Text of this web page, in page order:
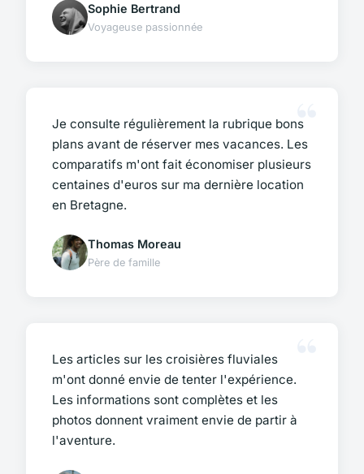
Sophie Bertrand
Voyageuse passionnée
Je consulte régulièrement la rubrique bons
plans avant de réserver mes vacances. Les
comparatifs m'ont fait économiser plusieurs
centaines d'euros sur ma dernière location
en Bretagne.
Thomas Moreau
Père de famille
Les articles sur les croisières fluviales
m'ont donné envie de tenter l'expérience.
Les informations sont complètes et les
photos donnent vraiment envie de partir à
l'aventure.